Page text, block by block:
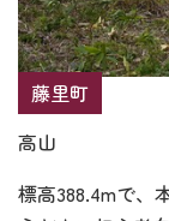
藤里町
高山
標高388.4mで、